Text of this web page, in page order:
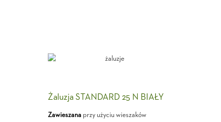
Żaluzja STANDARD 25 N BIAŁY
Zawieszanaprzy użyciu wieszaków